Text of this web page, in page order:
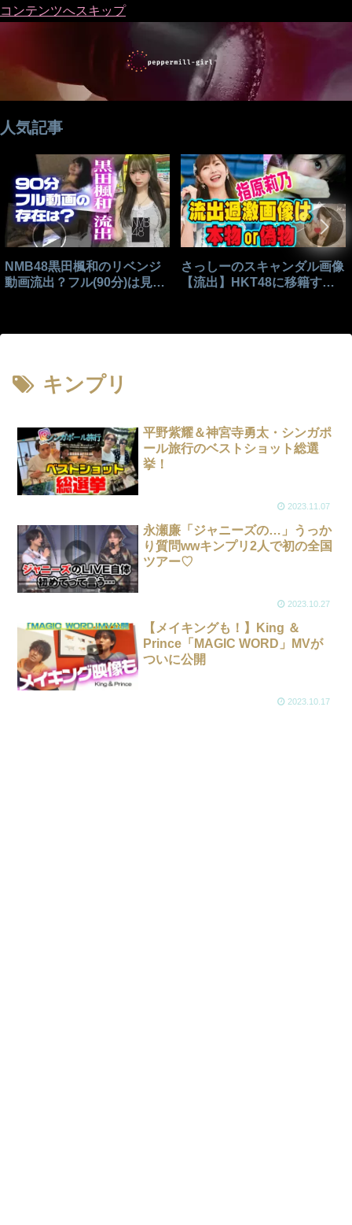
コンテンツへスキップ
人気記事
NMB48黒田楓和のリベンジ
動画流出？フル(90分)は見れ
さっしーのスキャンダル画像
【流出】HKT48に移籍する
キンプリ
平野紫耀＆神宮寺勇太・シンガポ
ール旅行のベストショット総選
挙！
2023.11.07
永瀬廉「ジャニーズの…」うっか
り質問wwキンプリ2人で初の全国
ツアー♡
2023.10.27
【メイキングも！】King ＆
Prince「MAGIC WORD」MVが
ついに公開
2023.10.17